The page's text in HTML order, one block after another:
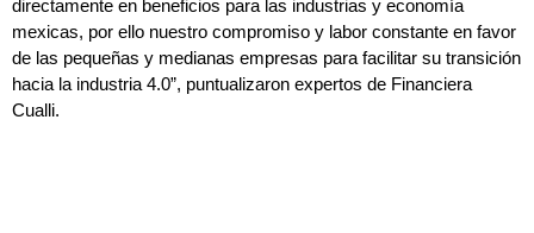
directamente en beneficios para las industrias y economía
mexicas, por ello nuestro compromiso y labor constante en favor
de las pequeñas y medianas empresas para facilitar su transición
hacia la industria 4.0”, puntualizaron expertos de Financiera
Cualli.